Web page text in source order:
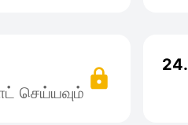
செய்யவும்
24.